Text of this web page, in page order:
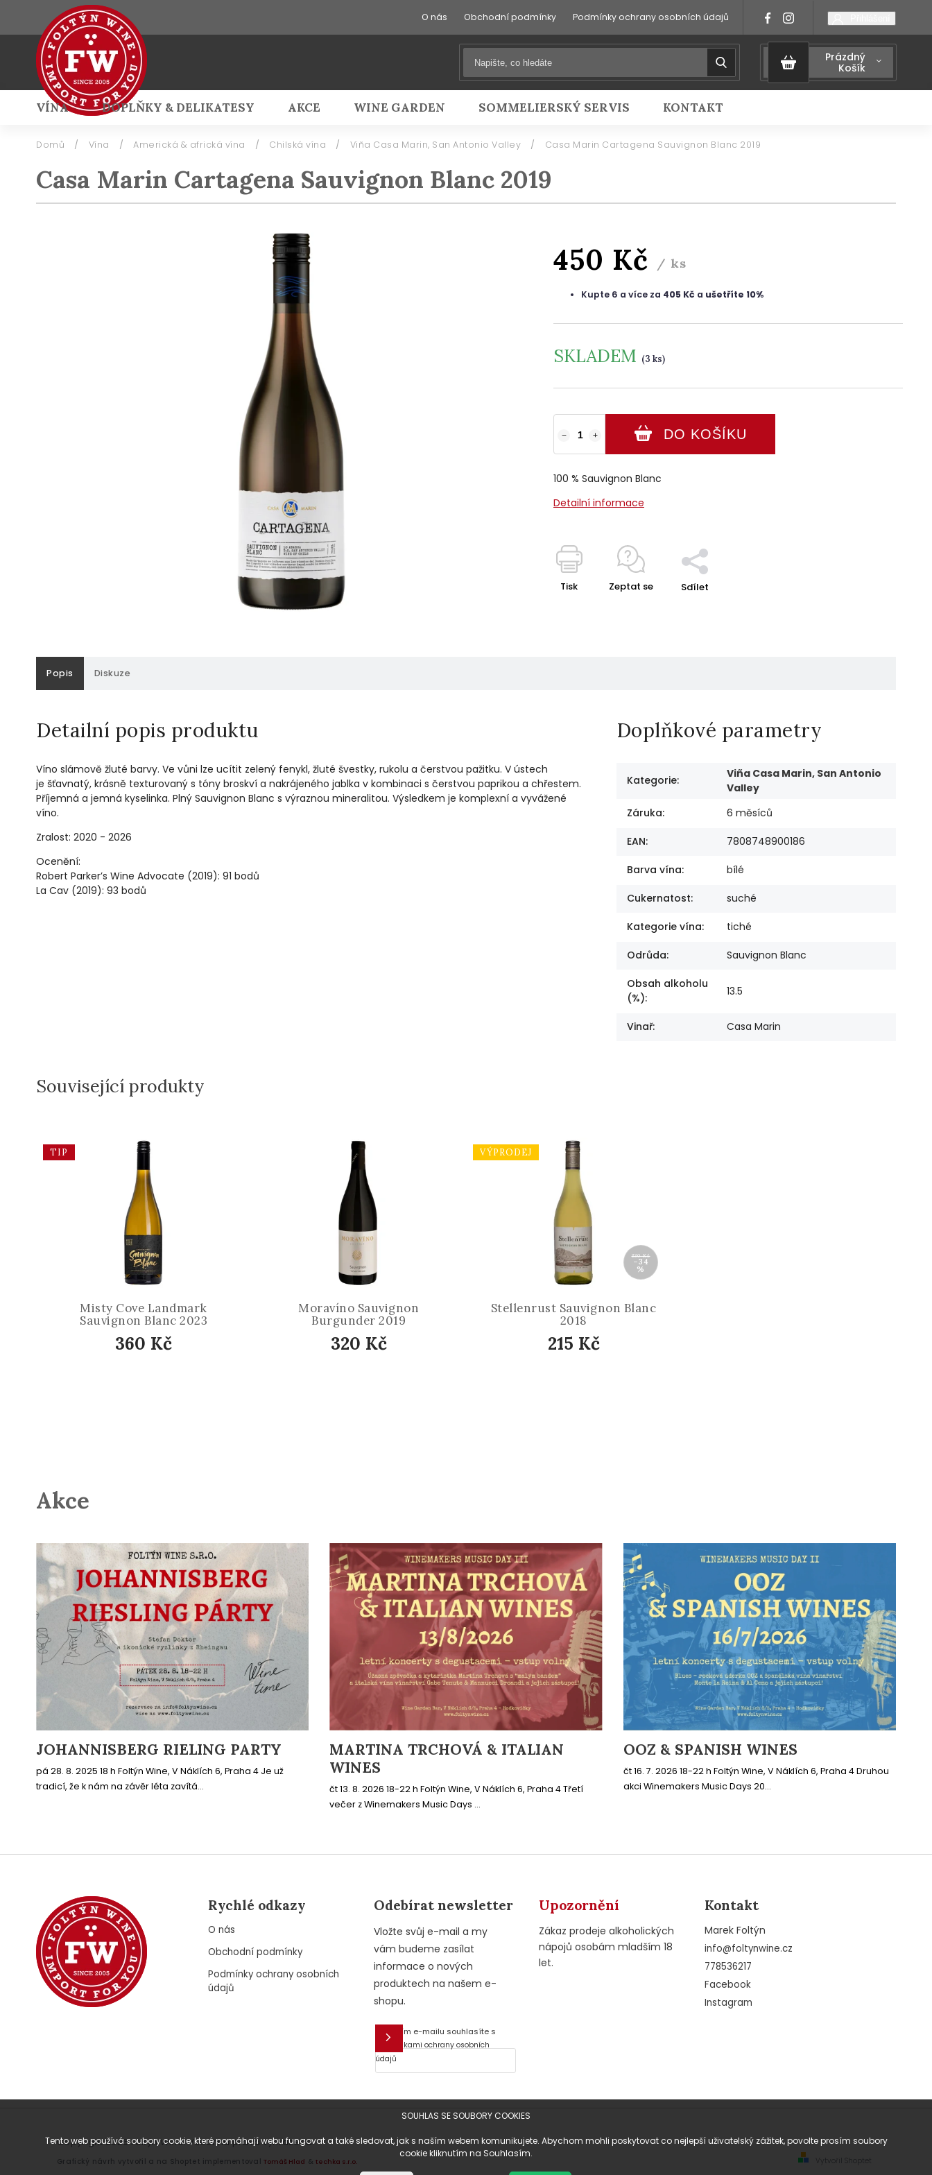
SOUHLAS SE SOUBORY COOKIES
Tento web používá soubory cookie, které pomáhají webu fungovat a také sledovat, jak s naším webem komunikujete. Abychom mohli poskytovat co nejlepší uživatelský zážitek, povolte prosím soubory
cookie kliknutím na Souhlasím.
O nás Obchodní podmínky Podmínky ochrany osobních údajů
Prázdný
Košík
VÍNA DOPLŇKY & DELIKATESY AKCE WINE GARDEN SOMMELIERSKÝ SERVIS KONTAKT
Přihlášení
Domů / Vína / Americká & africká vína / Chilská vína / Viña Casa Marin, San Antonio Valley / Casa Marin Cartagena Sauvignon Blanc 2019
Casa Marin Cartagena Sauvignon Blanc 2019
450 Kč / ks
Kupte 6 a více za 405 Kč a ušetříte 10%
SKLADEM (3 ks)
+
− DO KOŠÍKU
100 % Sauvignon Blanc
Detailní informace
Tisk Zeptat se Sdílet
Popis Diskuze
Detailní popis produktu
Víno slámově žluté barvy. Ve vůni lze ucítit zelený fenykl, žluté švestky, rukolu a čerstvou pažitku. V ústech
je šťavnatý, krásně texturovaný s tóny broskví a nakrájeného jablka v kombinaci s čerstvou paprikou a chřestem.
Příjemná a jemná kyselinka. Plný Sauvignon Blanc s výraznou mineralitou. Výsledkem je komplexní a vyvážené
víno.
Zralost: 2020 - 2026
Ocenění:
Robert Parker’s Wine Advocate (2019): 91 bodů
La Cav (2019): 93 bodů
Doplňkové parametry
Kategorie:
Viña Casa Marin, San Antonio
Valley
Záruka: 6 měsíců
EAN: 7808748900186
Barva vína: bílé
Cukernatost: suché
Kategorie vína: tiché
Odrůda: Sauvignon Blanc
Obsah alkoholu
(%): 13.5
Vinař: Casa Marin
Související produkty
TIP
Misty Cove Landmark
Sauvignon Blanc 2023
360 Kč
Moravíno Sauvignon
Burgunder 2019
320 Kč
VÝPRODEJ
330 Kč
–34
%
Stellenrust Sauvignon Blanc
2018
215 Kč
Akce
JOHANNISBERG RIELING PARTY
pá 28. 8. 2025 18 h Foltýn Wine, V Náklích 6, Praha 4 Je už
tradicí, že k nám na závěr léta zavítá...
MARTINA TRCHOVÁ & ITALIAN
WINES
čt 13. 8. 2026 18-22 h Foltýn Wine, V Náklích 6, Praha 4 Třetí
večer z Winemakers Music Days ...
OOZ & SPANISH WINES
čt 16. 7. 2026 18-22 h Foltýn Wine, V Náklích 6, Praha 4 Druhou
akci Winemakers Music Days 20...
Rychlé odkazy
O nás
Obchodní podmínky
Podmínky ochrany osobních
údajů
Odebírat newsletter
Vložte svůj e-mail a my
vám budeme zasílat
informace o nových
produktech na našem e-
shopu.
E-mail
Vložením e-mailu souhlasíte s
podmínkami ochrany osobních
údajů
Upozornění
Zákaz prodeje alkoholických
nápojů osobám mladším 18
let.
Kontakt
Marek Foltýn
info@foltynwine.cz
778536217
Facebook
Instagram
Vytvořil Shoptet
Copyright 2026Foltýn Wine. Všechna práva vyhrazena.
Grafický návrh vytvořil a na Shoptet implementovalTomáš Hlad &techka s.r.o.